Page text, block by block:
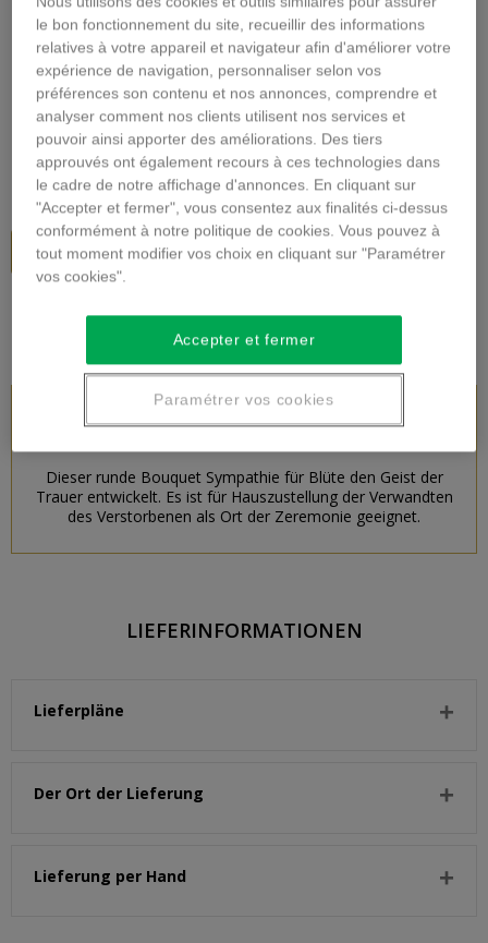
Vergrößern
TRAUER BLUMENSTRAUSS
Beschreibung
36,00 €inkl. MwSt.
In den Warenkorb
PRODUKTBESCHREIBUNG
Dieser runde Bouquet Sympathie für Blüte den Geist der
Trauer entwickelt. Es ist für Hauszustellung der Verwandten
des Verstorbenen als Ort der Zeremonie geeignet.
LIEFERINFORMATIONEN
Lieferpläne
Der Ort der Lieferung
Lieferung per Hand
le bon fonctionnement du site, recueillir des informations
relatives à votre appareil et navigateur afin d'améliorer votre
expérience de navigation, personnaliser selon vos
préférences son contenu et nos annonces, comprendre et
analyser comment nos clients utilisent nos services et
pouvoir ainsi apporter des améliorations. Des tiers
approuvés ont également recours à ces technologies dans
le cadre de notre affichage d'annonces. En cliquant sur
"Accepter et fermer", vous consentez aux finalités ci-dessus
conformément à notre politique de cookies. Vous pouvez à
tout moment modifier vos choix en cliquant sur "Paramétrer
vos cookies".
Accepter et fermer
Paramétrer vos cookies